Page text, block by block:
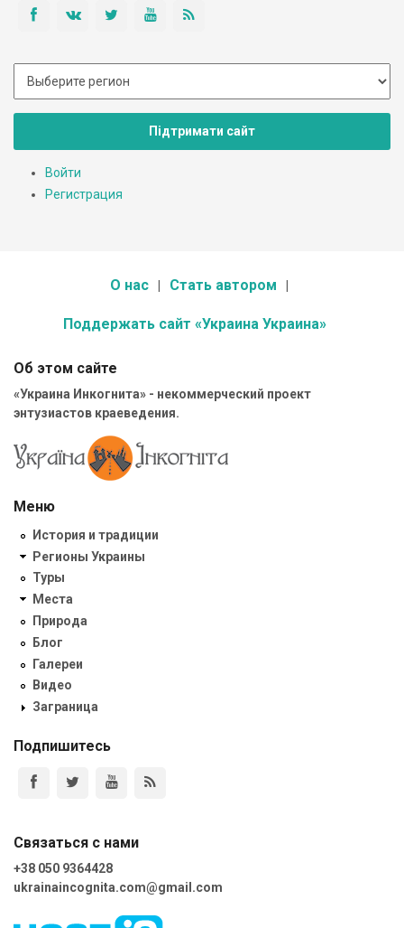
Підтримати сайт
Войти
Регистрация
О нас Стать автором
Поддержать сайт «Украина Украина»
Об этом сайте
«Украина Инкогнита» - некоммерческий проект
энтузиастов краеведения.
Меню
История и традиции
Регионы Украины
Туры
Места
Природа
Блог
Галереи
Видео
Заграница
Подпишитесь
Связаться с нами
+38 050 9364428
ukrainaincognita.com@gmail.com